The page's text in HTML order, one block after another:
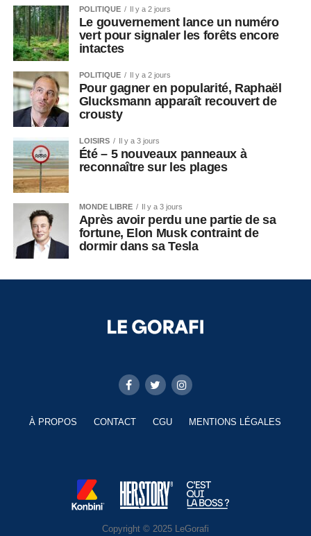
POLITIQUE Il y a 2 jours
Le gouvernement lance un numéro
vert pour signaler les forêts encore
intactes
POLITIQUE Il y a 2 jours
Pour gagner en popularité, Raphaël
Glucksmann apparaît recouvert de
crousty
LOISIRS Il y a 3 jours
Été – 5 nouveaux panneaux à
reconnaître sur les plages
MONDE LIBRE Il y a 3 jours
Après avoir perdu une partie de sa
fortune, Elon Musk contraint de
dormir dans sa Tesla
À PROPOS CONTACT CGU MENTIONS LÉGALES
Copyright © 2025 LeGorafi